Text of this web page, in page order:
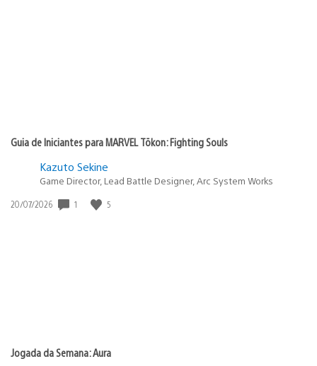
Guia de Iniciantes para MARVEL Tōkon: Fighting Souls
Kazuto Sekine
Game Director, Lead Battle Designer, Arc System Works
Data
20/07/2026 1 5
Jogada da Semana: Aura